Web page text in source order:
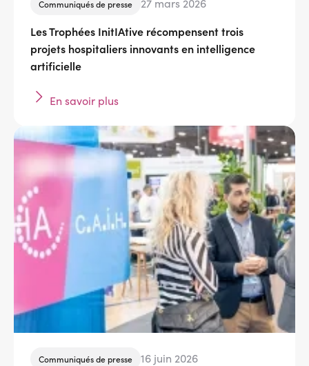
Communiqués de presse
Les Trophées InitIAtive récompensent trois
projets hospitaliers innovants en intelligence
artificielle
En savoir plus
Communiqués de presse 16 juin 2026